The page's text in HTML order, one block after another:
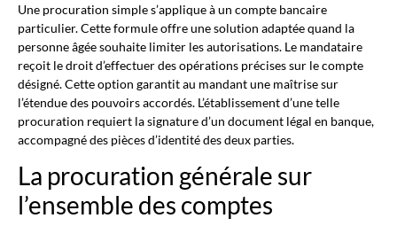
Une procuration simple s’applique à un compte bancaire
particulier. Cette formule offre une solution adaptée quand la
personne âgée souhaite limiter les autorisations. Le mandataire
reçoit le droit d’effectuer des opérations précises sur le compte
désigné. Cette option garantit au mandant une maîtrise sur
l’étendue des pouvoirs accordés. L’établissement d’une telle
procuration requiert la signature d’un document légal en banque,
accompagné des pièces d’identité des deux parties.
La procuration générale sur
l’ensemble des comptes